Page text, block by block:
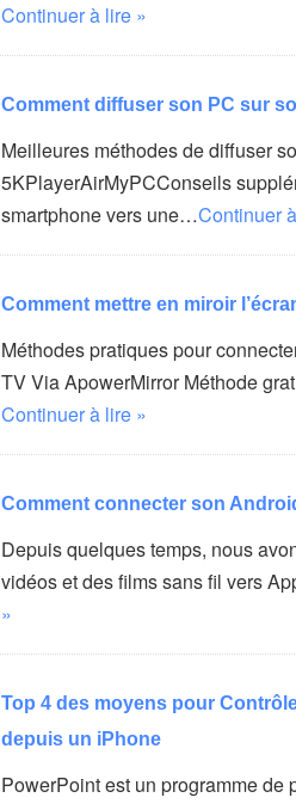
Continuer à lire »
Comment diffuser son PC sur
Meilleures méthodes de diffuser
5KPlayerAirMyPCConseils
smartphone vers une…Continuer
Comment mettre en miroir
Méthodes pratiques pour
TV Via ApowerMirror Méthode
Continuer à lire »
Comment connecter son
Depuis quelques temps, nous
vidéos et des films sans fil vers
»
Top 4 des moyens pour
depuis un iPhone
PowerPoint est un programme